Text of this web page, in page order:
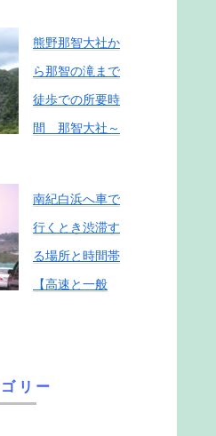
熊野那智大社か
ら那智の滝まで
徒歩での所要時
間 那智大社～
南紀白浜へ車で
行くとき渋滞す
る場所と時間帯
【高速と一般
リー